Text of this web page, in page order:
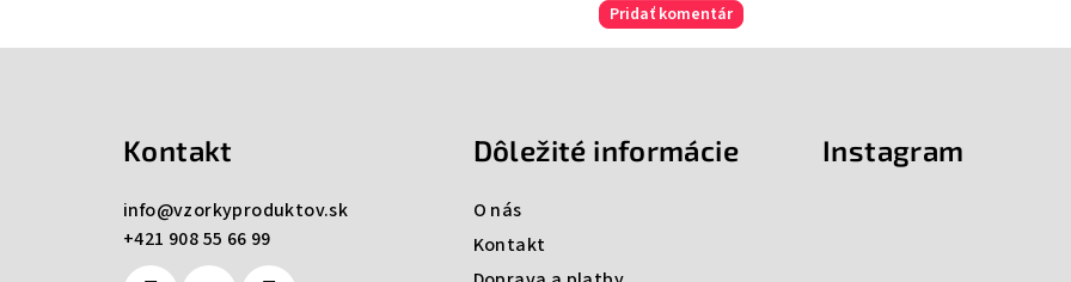
Pridať komentár
Kontakt
info@vzorkyproduktov.sk
+421 908 55 66 99
Dôležité informácie
O nás
Kontakt
Instagram